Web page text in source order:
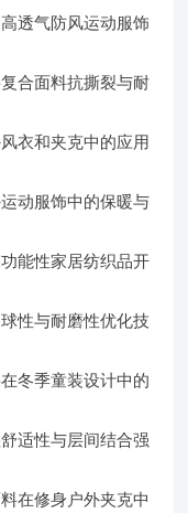
透气防风运动服饰
合面料抗撕裂与耐
衣和夹克中的应用
动服饰中的保暖与
能性家居纺织品开
性与耐磨性优化技
冬季童装设计中的
适性与层间结合强
在修身户外夹克中